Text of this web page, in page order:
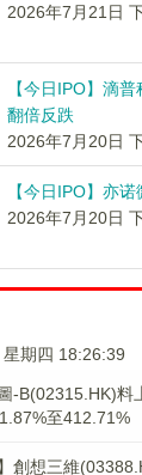
2026年7月21日
【今日IPO】滴
翻倍反跌
2026年7月20日
【今日IPO】亦
2026年7月20日
期四 18:26:39
-B(02315.HK)料
至412.71%
】創想三維